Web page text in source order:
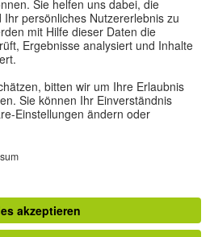
GEFALLEN
Versuchen Sie es später
noch mal.